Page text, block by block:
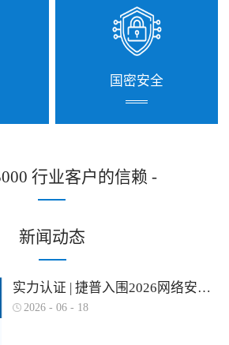
国密安全
行业客户的信赖 -
新闻动态
实力认证 | 捷普入围2026网络安全产业图谱多项细分领域！
2026 - 06 - 18